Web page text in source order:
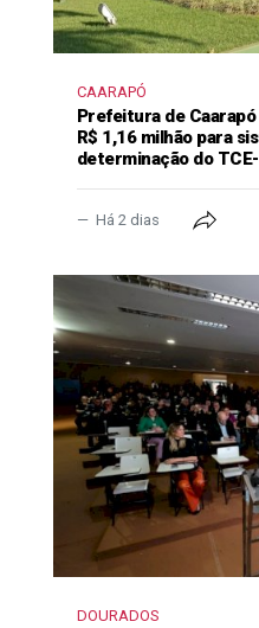
CAARAPÓ
Prefeitura de
R$ 1,16 milhão para
determinação do
Há 2 dias
DOURADOS